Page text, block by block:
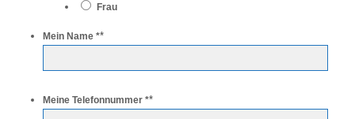
Frau
Mein Name **
Meine Telefonnummer **